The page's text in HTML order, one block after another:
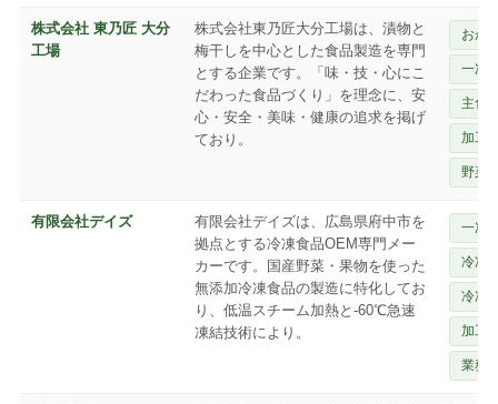
株式会社 東乃匠 大分
工場
株式会社東乃匠大分工場は、漬物と
梅干しを中心とした食品製造を専門
とする企業です。「味・技・心にこ
だわった食品づくり」を理念に、安
心・安全・美味・健康の追求を掲げ
ており。
おか
一次
主食
加工
野菜
有限会社デイズ
有限会社デイズは、広島県府中市を
拠点とする冷凍食品OEM専門メー
カーです。国産野菜・果物を使った
無添加冷凍食品の製造に特化してお
り、低温スチーム加熱と-60℃急速
凍結技術により。
一次
冷凍
冷凍
加工
業務